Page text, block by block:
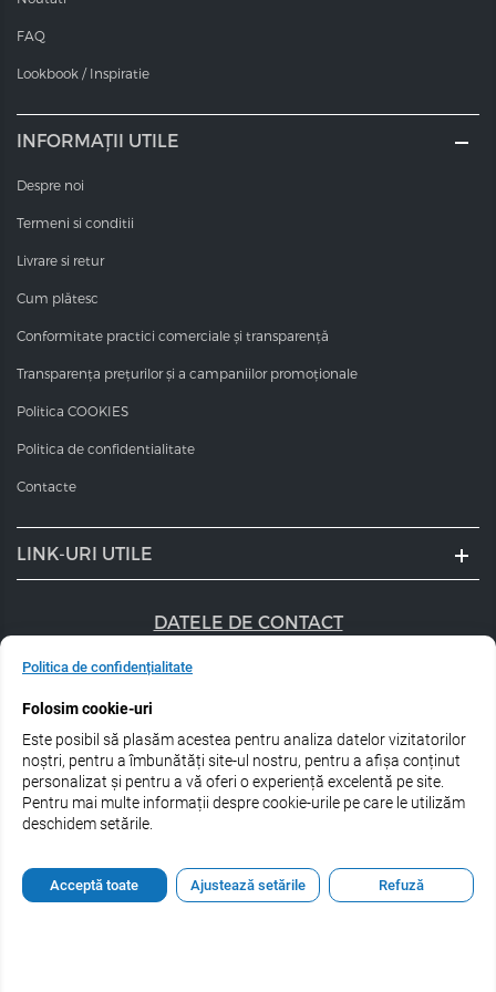
foarte puternice, pentru rezultate și mai exacte.
Valoarea pH-ului
funcție de nuanță.
FAQ
Lookbook / Inspiratie
INFORMAȚII UTILE
Despre noi
Termeni si conditii
Livrare si retur
Cum plătesc
Conformitate practici comerciale și transparență
Transparența prețurilor și a campaniilor promoționale
Politica COOKIES
Politica de confidentialitate
Contacte
LINK-URI UTILE
DATELE DE CONTACT
+40 747 056 359
Urmărește-ne pe rețele de socializare:
© 2026 Estel Professional Romania
Politica de confidențialitate
Folosim cookie-uri
Este posibil să plasăm acestea pentru analiza datelor vizitatorilor
noștri, pentru a îmbunătăți site-ul nostru, pentru a afișa conținut
personalizat și pentru a vă oferi o experiență excelentă pe site.
Pentru mai multe informații despre cookie-urile pe care le utilizăm
deschidem setările.
Acceptă toate Ajustează setările Refuză